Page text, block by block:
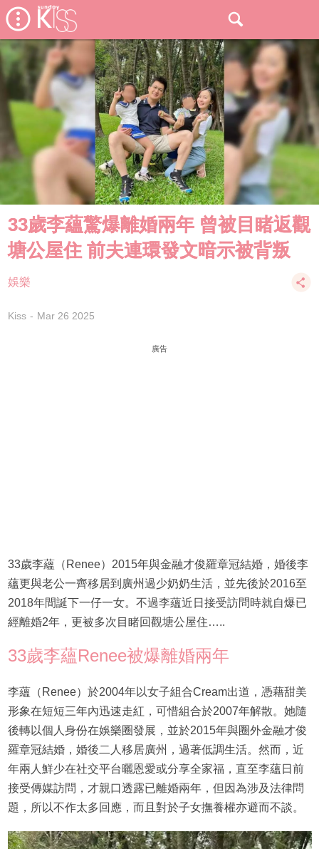
33歲李蘊驚爆離婚兩年 曾被目睹返觀
塘公屋住 前夫連環發文暗示被背叛
娛樂
Kiss Mar 26 2025
廣告
33歲李蘊（Renee）2015年與金融才俊羅章冠結婚，婚後李
蘊更與老公一齊移居到廣州過少奶奶生活，並先後於2016至
2018年間誕下一仔一女。不過李蘊近日接受訪問時就自爆已
經離婚2年，更被多次目睹回觀塘公屋住…..
33歲李蘊Renee被爆離婚兩年
李蘊（Renee）於2004年以女子組合Cream出道，憑藉甜美
形象在短短三年內迅速走紅，可惜組合於2007年解散。她隨
後轉以個人身份在娛樂圈發展，並於2015年與圈外金融才俊
羅章冠結婚，婚後二人移居廣州，過著低調生活。然而，近
年兩人鮮少在社交平台曬恩愛或分享全家福，直至李蘊日前
接受傳媒訪問，才親口透露已離婚兩年，但因為涉及法律問
題，所以不作太多回應，而且對於子女撫養權亦避而不談。